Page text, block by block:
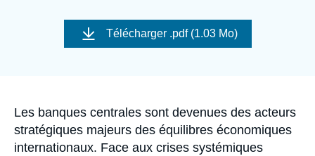
Image
couverture
Télécharger .pdf (1.03 Mo)
Accroche
Les banques centrales sont devenues des acteurs
stratégiques majeurs des équilibres économiques
internationaux. Face aux crises systémiques